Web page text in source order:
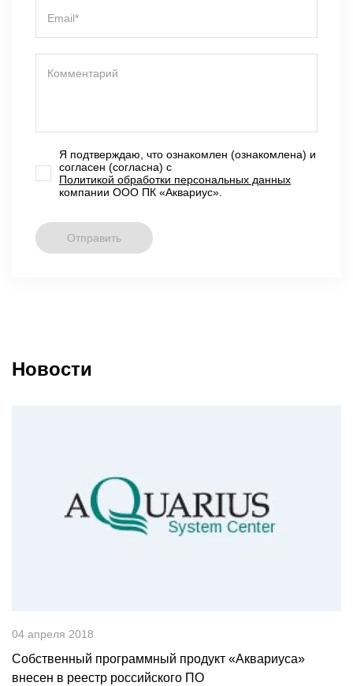
Email*
Комментарий
Я подтверждаю, что ознакомлен (ознакомлена) и
согласен (согласна) с
Политикой обработки персональных данных
компании ООО ПК «Аквариус».
Отправить
Новости
04 апреля 2018
Собственный программный продукт «Аквариуса»
внесен в реестр российского ПО